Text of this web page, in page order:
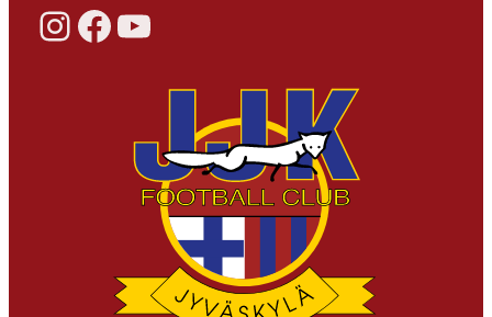
Instagram Facebook YouTube